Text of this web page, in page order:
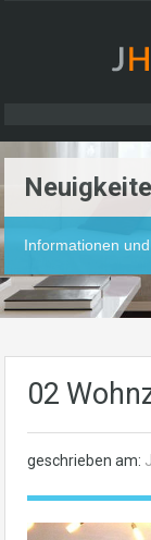
Informationen
02
geschrieben am: